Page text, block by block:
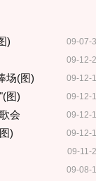
09-07-
)
09-12-
09-12-
场(图)
09-12-
图)
09-12-
会
09-12-
)
09-11-
09-08-